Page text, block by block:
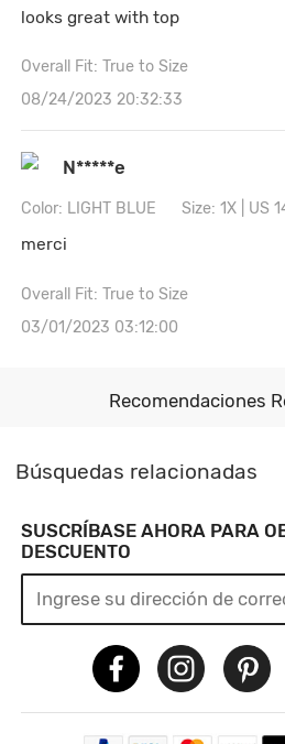
looks great with top
Overall Fit: True to Size
08/24/2023 20:32:33
N*****e
Color: LIGHT BLUE Size: 1X | US
merci
Overall Fit: True to Size
03/01/2023 03:12:00
Recomendaciones
Búsquedas relacionadas
SUSCRÍBASE AHORA PARA
DESCUENTO